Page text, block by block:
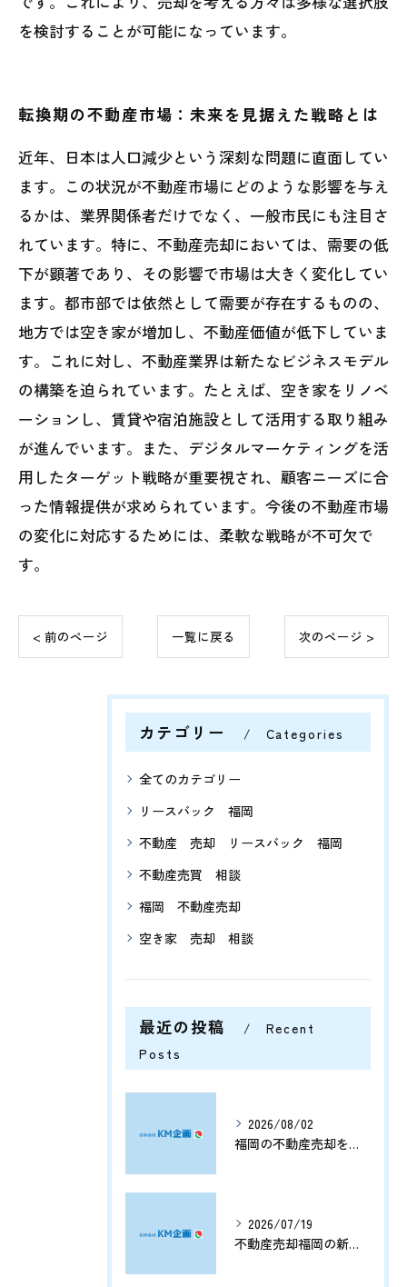
を検討することが可能になっています。
転換期の不動産市場：未来を見据えた戦略とは
近年、日本は人口減少という深刻な問題に直面してい
ます。この状況が不動産市場にどのような影響を与え
るかは、業界関係者だけでなく、一般市民にも注目さ
れています。特に、不動産売却においては、需要の低
下が顕著であり、その影響で市場は大きく変化してい
ます。都市部では依然として需要が存在するものの、
地方では空き家が増加し、不動産価値が低下していま
す。これに対し、不動産業界は新たなビジネスモデル
の構築を迫られています。たとえば、空き家をリノベ
ーションし、賃貸や宿泊施設として活用する取り組み
が進んでいます。また、デジタルマーケティングを活
用したターゲット戦略が重要視され、顧客ニーズに合
った情報提供が求められています。今後の不動産市場
の変化に対応するためには、柔軟な戦略が不可欠で
す。
< 前のページ 一覧に戻る 次のページ >
カテゴリー Categories
全てのカテゴリー
リースバック 福岡
不動産 売却 リースバック 福岡
不動産売買 相談
福岡 不動産売却
空き家 売却 相談
最近の投稿
Recent
Posts
2026/08/02
福岡の不動産売却を分析する将来価格推移と有利なタイミングの見極め方
2026/07/19
不動産売却福岡の新展開と資産価値を守る売却戦略まとめ